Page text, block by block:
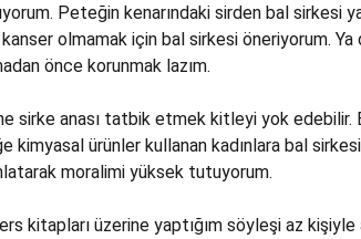
Peteğin kenarındaki sirden bal sirkesi
olmamak için bal sirkesi öneriyorum. Ya
önce korunmak lazım.
sirke anası tatbik etmek kitleyi yok edebilir.
kimyasal ürünler kullanan kadınlara bal
moralimi yüksek tutuyorum.
kitapları üzerine yaptığım söyleşi az